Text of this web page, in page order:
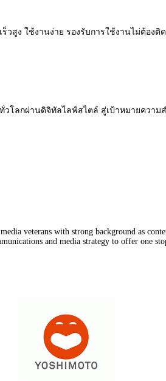
วสูง ใช้งานง่าย รองรับการใช้งานไม่ต้อง
โลกผ่านดิจิทัลไลฟ์สไตล์ สู่เป้าหมายความ
veterans with strong background as
and media strategy to offer one